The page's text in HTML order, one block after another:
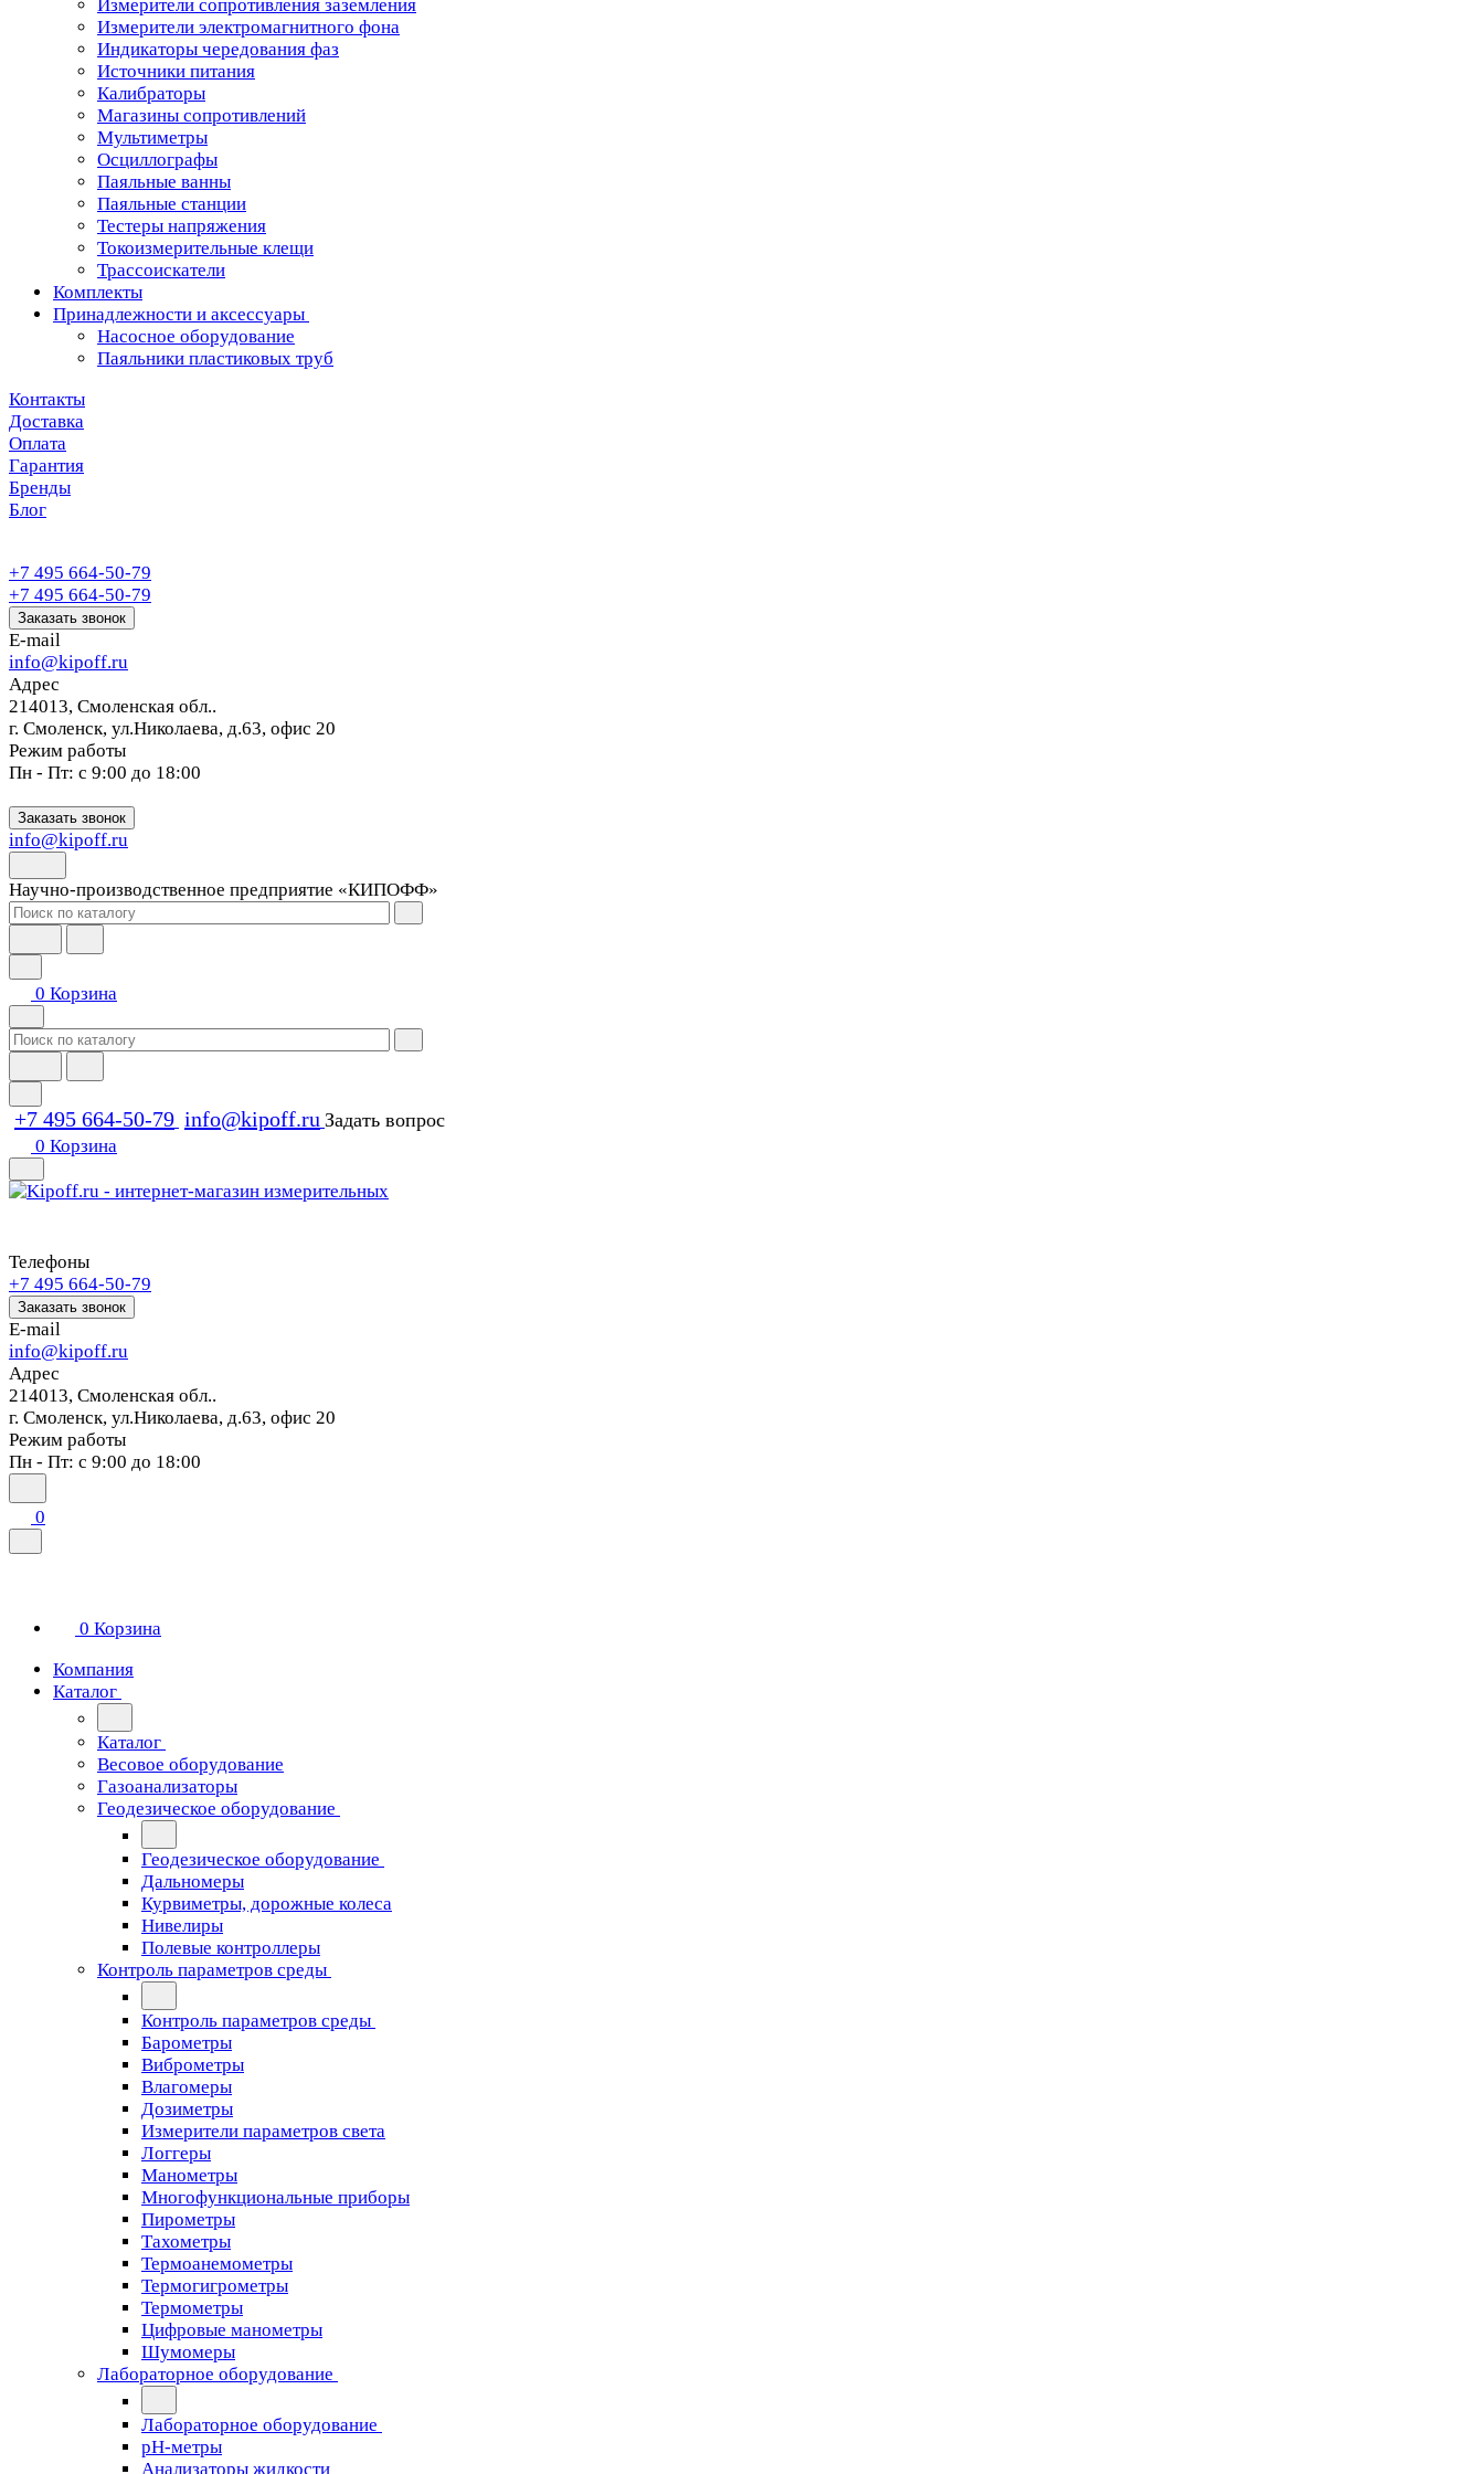
Измерители сопротивления заземления
Измерители электромагнитного фона
Индикаторы чередования фаз
Источники питания
Калибраторы
Магазины сопротивлений
Мультиметры
Осциллографы
Паяльные ванны
Паяльные станции
Тестеры напряжения
Токоизмерительные клещи
Трассоискатели
Комплекты
Принадлежности и аксессуары
Насосное оборудование
Паяльники пластиковых труб
Контакты
Доставка
Оплата
Гарантия
Бренды
Блог
+7 495 664-50-79
+7 495 664-50-79
Заказать звонок
E-mail
info@kipoff.ru
Адрес
214013, Смоленская обл..
г. Смоленск, ул.Николаева, д.63, офис 20
Режим работы
Пн - Пт: с 9:00 до 18:00
Заказать звонок
info@kipoff.ru
Научно-производственное предприятие «КИПОФФ»
0 Корзина
+7 495 664-50-79 info@kipoff.ru Задать вопрос
0 Корзина
Телефоны
+7 495 664-50-79
Заказать звонок
E-mail
info@kipoff.ru
Адрес
214013, Смоленская обл..
г. Смоленск, ул.Николаева, д.63, офис 20
Режим работы
Пн - Пт: с 9:00 до 18:00
0
0 Корзина
Компания
Каталог
Каталог
Весовое оборудование
Газоанализаторы
Геодезическое оборудование
Геодезическое оборудование
Дальномеры
Курвиметры, дорожные колеса
Нивелиры
Полевые контроллеры
Контроль параметров среды
Контроль параметров среды
Барометры
Виброметры
Влагомеры
Дозиметры
Измерители параметров света
Логгеры
Манометры
Многофункциональные приборы
Пирометры
Тахометры
Термоанемометры
Термогигрометры
Термометры
Цифровые манометры
Шумомеры
Лабораторное оборудование
Лабораторное оборудование
pH-метры
Анализаторы жидкости